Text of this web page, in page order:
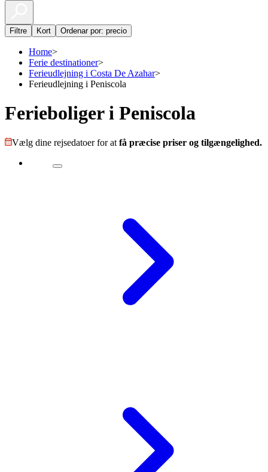
Filtre Kort Ordenar por: precio
Home>
Ferie destinationer>
Ferieudlejning i Costa De Azahar>
Ferieudlejning i Peniscola
Ferieboliger i Peniscola
Vælg dine rejsedatoer for at få præcise priser og tilgængelighed.